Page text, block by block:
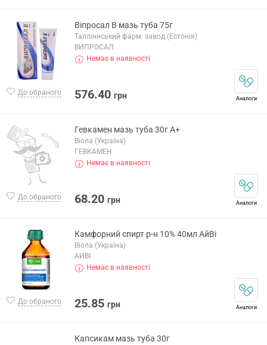
До обраного
Віпросал В мазь туба 75г
Талліннський фарм. завод (Естонія)
ВИПРОСАЛ
Немає в наявності
576.40 грн Аналоги
До обраного
Гевкамен мазь туба 30г А+
Віола (Україна)
ГЕВКАМЕН
Немає в наявності
68.20 грн Аналоги
До обраного
Камфорний спирт р-н 10% 40мл АйВі
Віола (Україна)
АЙВІ
Немає в наявності
25.85 грн Аналоги
Капсикам мазь туба 30г